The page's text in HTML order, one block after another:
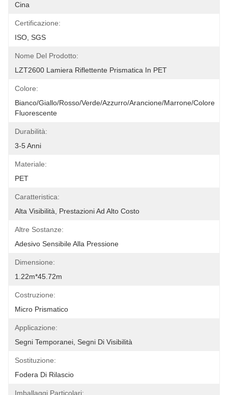
Cina
Certificazione:
ISO, SGS
Nome Del Prodotto:
LZT2600 Lamiera Riflettente Prismatica In PET
Colore:
Bianco/giallo/rosso/verde/azzurro/arancione/marrone/colore
Fluorescente
Durabilità:
3-5 Anni
Materiale:
PET
Caratteristica:
Alta Visibilità, Prestazioni Ad Alto Costo
Altre Sostanze:
Adesivo Sensibile Alla Pressione
Dimensione:
1.22m*45.72m
Costruzione:
Micro Prismatico
Applicazione:
Segni Temporanei, Segni Di Visibilità
Sostituzione:
Fodera Di Rilascio
Imballaggi Particolari: